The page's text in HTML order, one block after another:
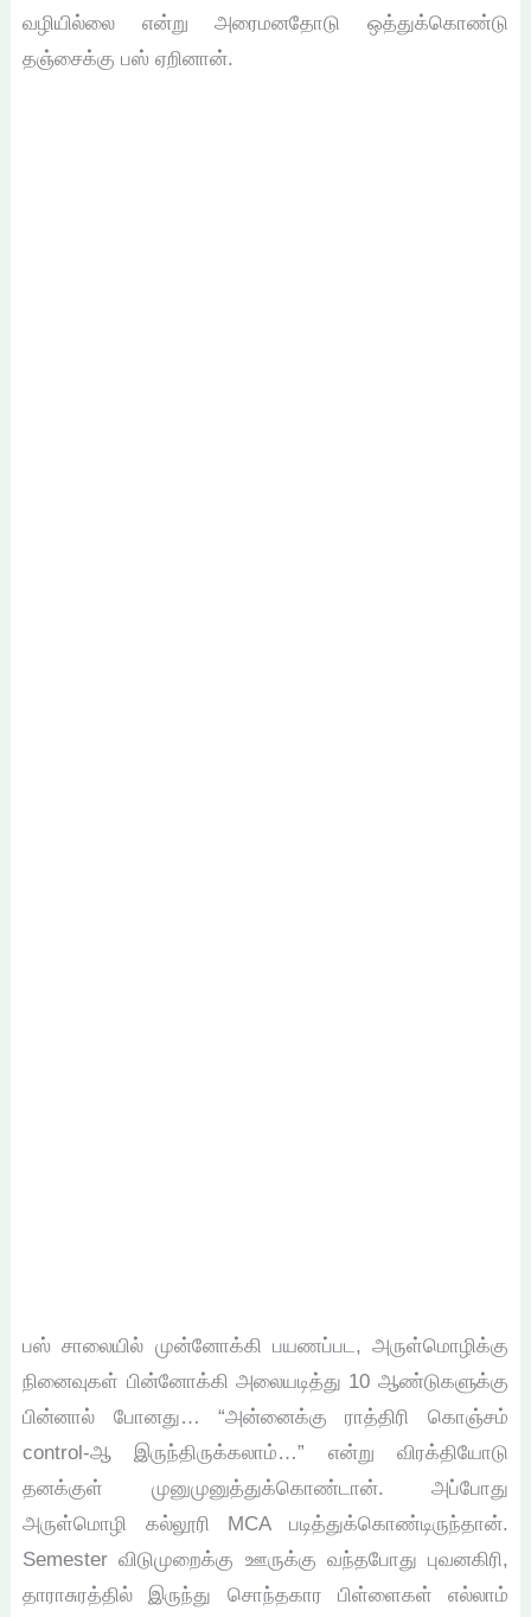
வழியில்லை என்று அரைமனதோடு ஒத்துக்கொண்டு
தஞ்சைக்கு பஸ் ஏறினான்.
பஸ் சாலையில் முன்னோக்கி பயணப்பட, அருள்மொழிக்கு
நினைவுகள் பின்னோக்கி அலையடித்து 10 ஆண்டுகளுக்கு
பின்னால் போனது… “அன்னைக்கு ராத்திரி கொஞ்சம்
control-ஆ இருந்திருக்கலாம்…” என்று விரக்தியோடு
தனக்குள் முனுமுனுத்துக்கொண்டான். அப்போது
அருள்மொழி கல்லூரி MCA படித்துக்கொண்டிருந்தான்.
Semester விடுமுறைக்கு ஊருக்கு வந்தபோது புவனகிரி,
தாராசுரத்தில் இருந்து சொந்தகார பிள்ளைகள் எல்லாம்